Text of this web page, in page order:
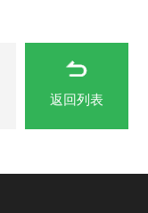
返回列表